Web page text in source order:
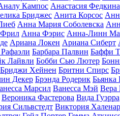
Кампос Анастасия Федкина
Бриджес Анита Корсос
Анна Мария Соболевска
Анна Фэрис Анна-Линн
Ариана Локен Ариана Сиберт
Барбара Палвин Баффи
Лайвли Бобби Сью Лютер
Бриджи Хейнен Бритни Спирс
Декер Брэнда Родерик Бьянка
Марсил Ванесса Мэй Вера
Вероника Фастерова Вида Гуэрра
Сильвстедт Виктория